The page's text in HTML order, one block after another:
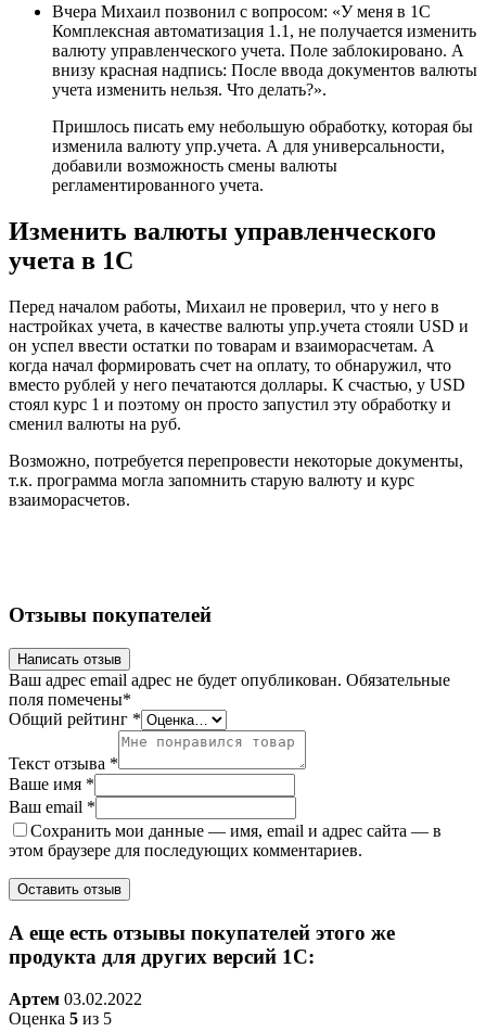
Вчера Михаил позвонил с вопросом: «У меня в 1С
Комплексная автоматизация 1.1, не получается изменить
валюту управленческого учета. Поле заблокировано. А
внизу красная надпись: После ввода документов валюты
учета изменить нельзя. Что делать?».
Пришлось писать ему небольшую обработку, которая бы
изменила валюту упр.учета. А для универсальности,
добавили возможность смены валюты
регламентированного учета.
Изменить валюты управленческого
учета в 1С
Перед началом работы, Михаил не проверил, что у него в
настройках учета, в качестве валюты упр.учета стояли USD и
он успел ввести остатки по товарам и взаиморасчетам. А
когда начал формировать счет на оплату, то обнаружил, что
вместо рублей у него печатаются доллары. К счастью, у USD
стоял курс 1 и поэтому он просто запустил эту обработку и
сменил валюты на руб.
Возможно, потребуется перепровести некоторые документы,
т.к. программа могла запомнить старую валюту и курс
взаиморасчетов.
Отзывы покупателей
Написать отзыв
Ваш адрес email адрес не будет опубликован. Обязательные
поля помечены*
Общий рейтинг *
Текст отзыва *
Ваше имя *
Ваш email *
Сохранить мои данные — имя, email и адрес сайта — в
этом браузере для последующих комментариев.
А еще есть отзывы покупателей этого же
продукта для других версий 1С:
Артем 03.02.2022
Оценка 5 из 5